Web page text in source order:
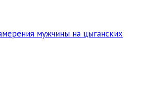
мужчины на цыганских